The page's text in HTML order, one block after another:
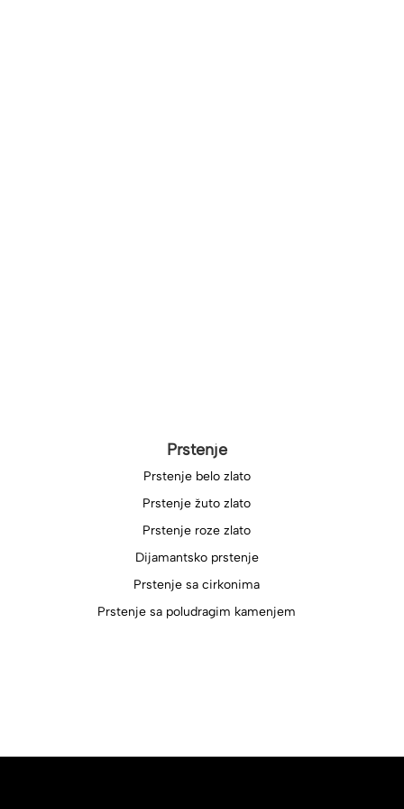
Prstenje
Prstenje belo zlato
Prstenje žuto zlato
Prstenje roze zlato
Dijamantsko prstenje
Prstenje sa cirkonima
Prstenje sa poludragim kamenjem